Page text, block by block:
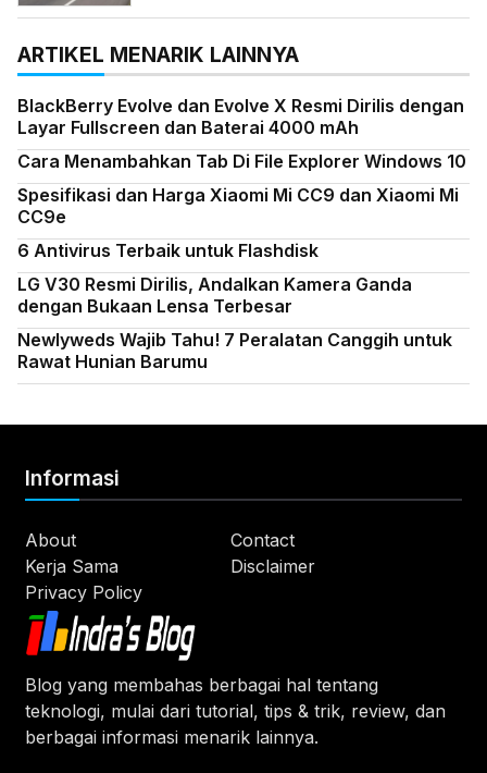
ARTIKEL MENARIK LAINNYA
BlackBerry Evolve dan Evolve X Resmi Dirilis dengan
Layar Fullscreen dan Baterai 4000 mAh
Cara Menambahkan Tab Di File Explorer Windows 10
Spesifikasi dan Harga Xiaomi Mi CC9 dan Xiaomi Mi
CC9e
6 Antivirus Terbaik untuk Flashdisk
LG V30 Resmi Dirilis, Andalkan Kamera Ganda
dengan Bukaan Lensa Terbesar
Newlyweds Wajib Tahu! 7 Peralatan Canggih untuk
Rawat Hunian Barumu
Blog yang membahas berbagai hal tentang
teknologi, mulai dari tutorial, tips & trik, review, dan
berbagai informasi menarik lainnya.
Informasi
About
Contact
Kerja Sama
Disclaimer
Privacy Policy